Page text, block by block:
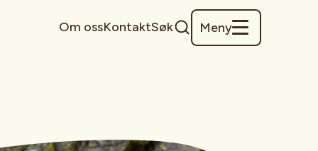
Om ossKontaktSøk Meny